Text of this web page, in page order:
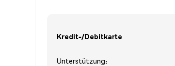
Kredit-/Debitkarte
Unterstützung: